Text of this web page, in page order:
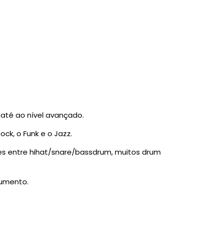
ao nível avançado.
o Funk e o Jazz.
entre hihat/snare/bassdrum, muitos drum